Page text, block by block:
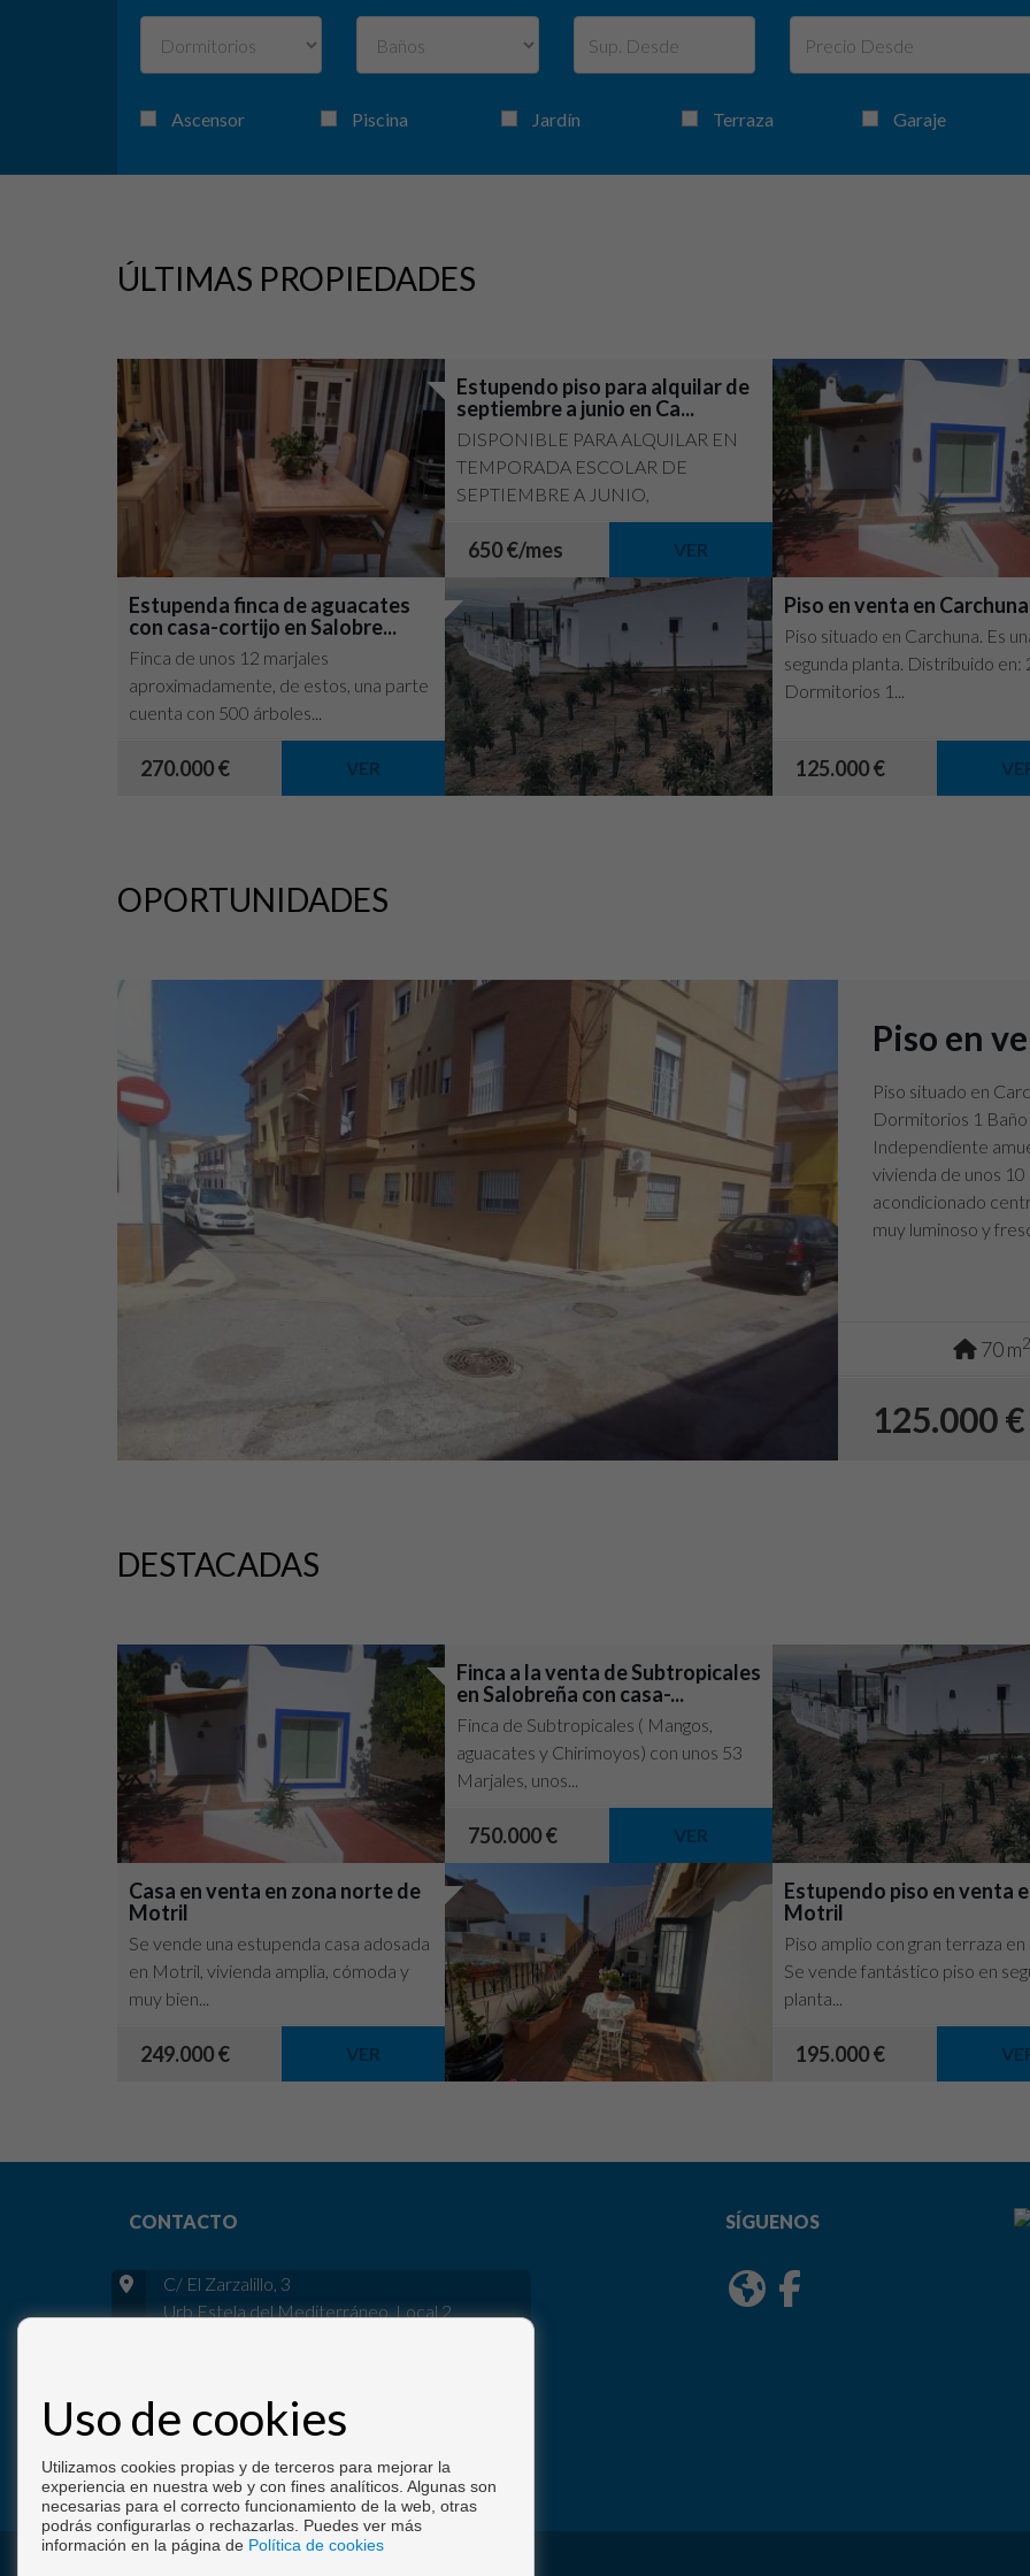
Ascensor Piscina Jardín Terraza Garaje
ÚLTIMAS PROPIEDADES
Estupendo piso para alquilar de
septiembre a junio en Ca...
DISPONIBLE PARA ALQUILAR EN
TEMPORADA ESCOLAR DE
SEPTIEMBRE A JUNIO,
650 €/mes VER
Estupenda finca de aguacates
con casa-cortijo en Salobre...
Finca de unos 12 marjales
aproximadamente, de estos, una parte
cuenta con 500 árboles...
270.000 € VER
Piso en venta en Carchuna
Piso situado en Carchuna. Es
segunda planta. Distribuido en:
Dormitorios 1...
125.000 €
OPORTUNIDADES
Piso en
Piso situado en
Dormitorios 1
Independiente
vivienda de unos
acondicionado
muy luminoso y
70 m2
125.000 €
DESTACADAS
Finca a la venta de Subtropicales
en Salobreña con casa-...
Finca de Subtropicales ( Mangos,
aguacates y Chirimoyos) con unos 53
Marjales, unos...
750.000 € VER
Casa en venta en zona norte de
Motril
Se vende una estupenda casa adosada
en Motril, vivienda amplia, cómoda y
muy bien...
249.000 € VER
Estupendo piso en venta
Motril
Piso amplio con gran terraza
Se vende fantástico piso en
planta...
195.000 €
CONTACTO
C/ El Zarzalillo, 3
Urb Estela del Mediterráneo, Local 2
info@inmocalahondacarchuna.com
De Lunes a Viernes : 09:00 - 13:30
SÍGUENOS
Uso de cookies
Utilizamos cookies propias y de terceros para mejorar la
experiencia en nuestra web y con fines analíticos. Algunas son
necesarias para el correcto funcionamiento de la web, otras
podrás configurarlas o rechazarlas. Puedes ver más
información en la página de Política de cookies